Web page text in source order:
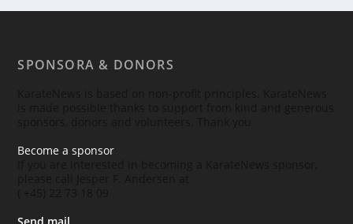
SPONSORA & DONORS
Become a sponsor
Send mail